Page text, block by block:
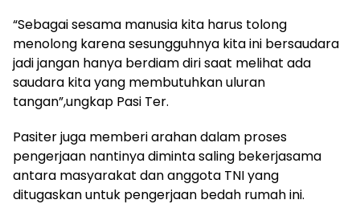
“Sebagai sesama manusia kita harus tolong
menolong karena sesungguhnya kita ini bersaudara
jadi jangan hanya berdiam diri saat melihat ada
saudara kita yang membutuhkan uluran
tangan”,ungkap Pasi Ter.
Pasiter juga memberi arahan dalam proses
pengerjaan nantinya diminta saling bekerjasama
antara masyarakat dan anggota TNI yang
ditugaskan untuk pengerjaan bedah rumah ini.